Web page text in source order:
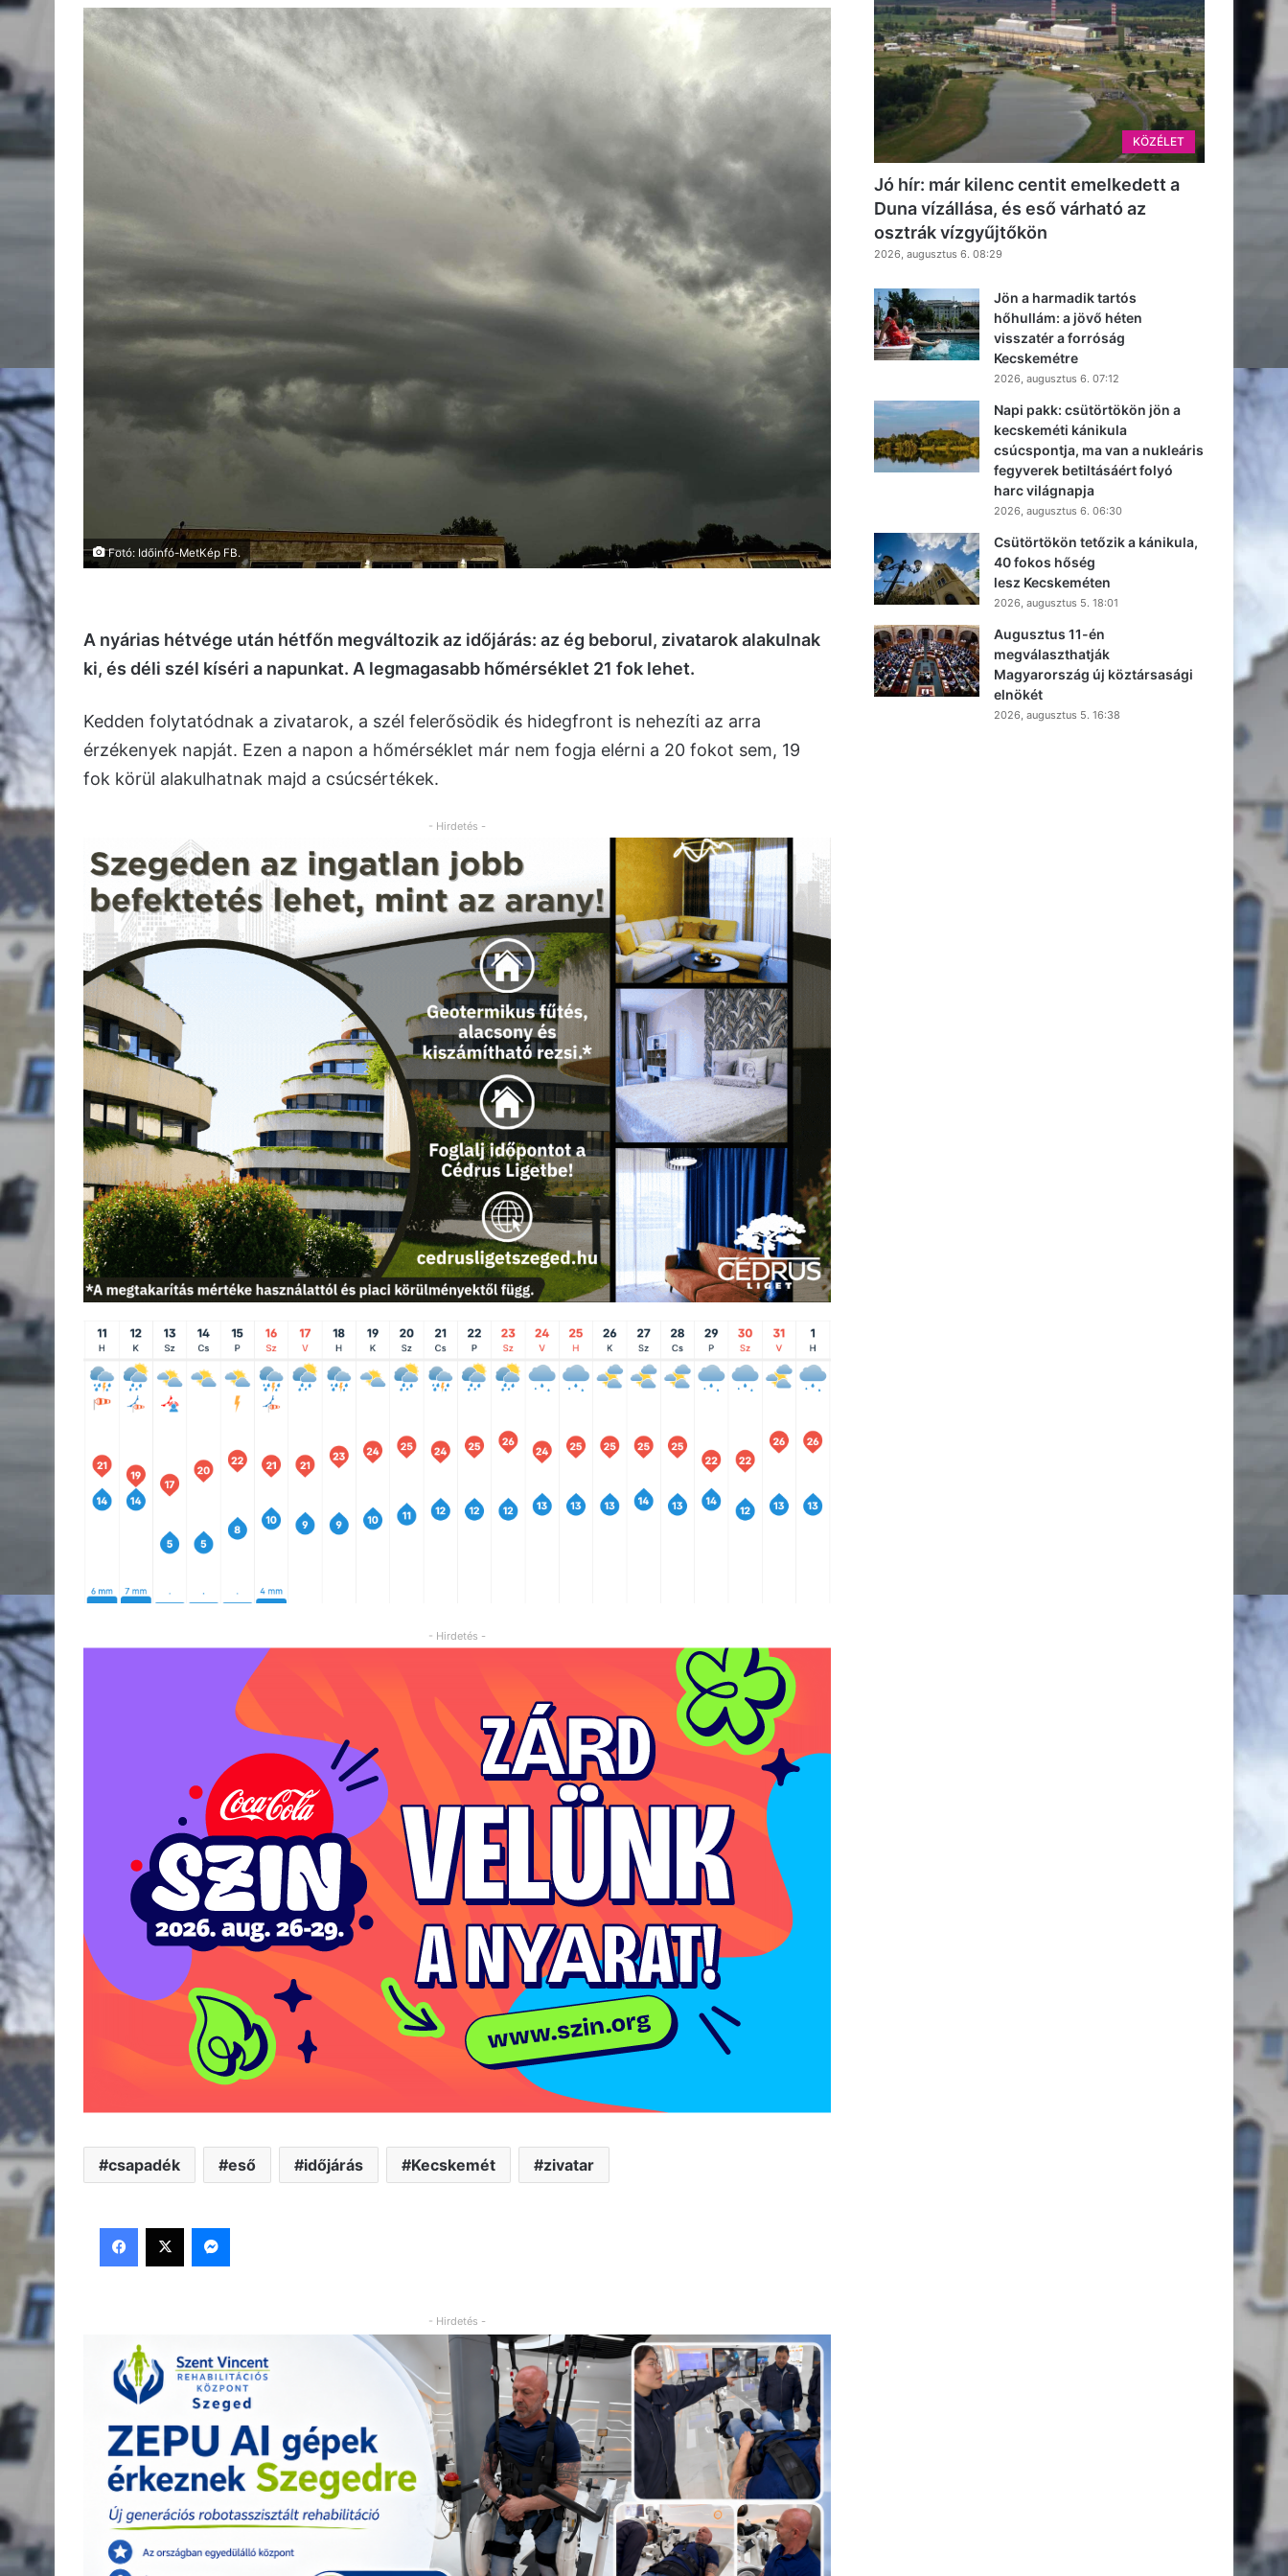
Fotó: Időinfó-MetKép FB.
A nyárias hétvége után hétfőn megváltozik az időjárás: az ég beborul, zivatarok alakulnak
ki, és déli szél kíséri a napunkat. A legmagasabb hőmérséklet 21 fok lehet.
Kedden folytatódnak a zivatarok, a szél felerősödik és hidegfront is nehezíti az arra
érzékenyek napját. Ezen a napon a hőmérséklet már nem fogja elérni a 20 fokot sem, 19
fok körül alakulhatnak majd a csúcsértékek.
- Hirdetés -
- Hirdetés -
csapadék eső időjárás Kecskemét zivatar
Facebook
X Messenger
- Hirdetés -
KÖZÉLET
Jó hír: már kilenc centit emelkedett a
Duna vízállása, és eső várható az
osztrák vízgyűjtőkön
2026, augusztus 6. 08:29
Jön a harmadik tartós
hőhullám: a jövő héten
visszatér a forróság
Kecskemétre
2026, augusztus 6. 07:12
Napi pakk: csütörtökön jön a
kecskeméti kánikula
csúcspontja, ma van a nukleáris
fegyverek betiltásáért folyó
harc világnapja
2026, augusztus 6. 06:30
Csütörtökön tetőzik a kánikula,
40 fokos hőség
lesz Kecskeméten
2026, augusztus 5. 18:01
Augusztus 11-én
megválaszthatják
Magyarország új köztársasági
elnökét
2026, augusztus 5. 16:38